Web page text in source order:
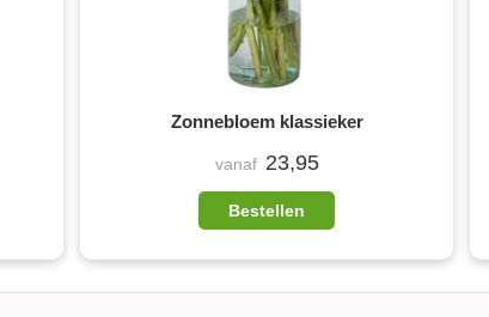
Zonnebloem klassieker
vanaf 23,95
Bestellen